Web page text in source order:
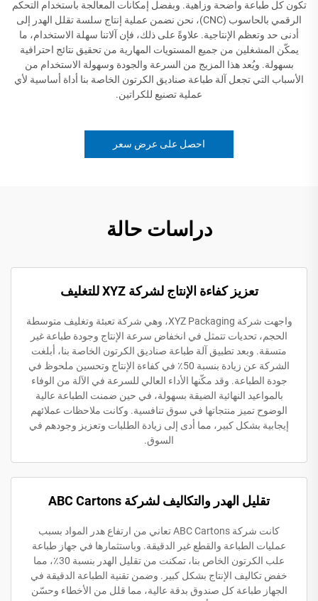
تكون كل طباعة واضحة وزاهية. وبفضل إمكانات المعالجة باستخدام التحكم
الرقمي بالحاسوب (CNC)، نحن نضمن عملية إنتاج سلسة تقلل الهدر إلى
أدنى حد وتعظم الإنتاجية. علاوةً على ذلك، فإن آلاتنا سهلة الاستخدام، ما
يمكّن المشغلين من جميع المستويات المهارية من تحقيق نتائج احترافية
بسهولة. ويُعد هذا المزيج من السرعة والجودة وسهولة الاستخدام من
الأسباب التي تجعل آلة طباعة صناديق الكرتون الخاصة بنا أداة أساسية لأي
عملية تصنيع للكراتين.
احصل على عرض سعر
دراسات حالة
تعزيز كفاءة الإنتاج لشركة XYZ للتغليف
واجهت شركة XYZ Packaging، وهي شركة تعبئة وتغليف متوسطة
الحجم، تحديات تتمثل في انخفاض سرعة الإنتاج وجودة طباعة غير
متسقة. وبعد تطبيق آلة طباعة صناديق الكرتون الخاصة بنا، أبلغت
الشركة عن زيادة بنسبة 50٪ في كفاءة الإنتاج وتحسين ملحوظ في
جودة الطباعة. وقد مكّنها الأداء العالي للسرعة في الآلة من الوفاء
بالمواعيد النهائية الضيقة بسهولة، في حين ضمنت الطباعة عالية
الوضوح تميز منتجاتها في سوق تنافسية. وكانت ملاحظات عملائهم
إيجابية بشكل كبير، مما أدى إلى زيادة الطلبات وتعزيز وجودهم في
السوق.
تقليل الهدر والتكاليف لشركة ABC Cartons
كانت شركة ABC Cartons تعاني من ارتفاع هدر المواد بسبب
عمليات الطباعة والقطع غير الدقيقة. وباستثمارها في جهاز طباعة
علب الكرتون الخاص بنا، تمكنت من تقليل الهدر بنسبة 30٪، مما
خفض تكاليف الإنتاج بشكل كبير. وضمن تقنية الطباعة الدقيقة في
الجهاز طباعة كل صندوق بدقة عالية، مما قلل من الأخطاء وحسّن